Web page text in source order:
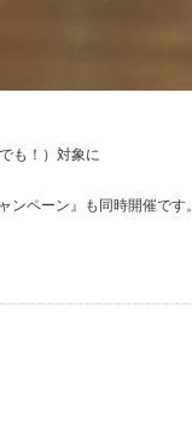
も！）対象に
ペーン』も同時開催です。